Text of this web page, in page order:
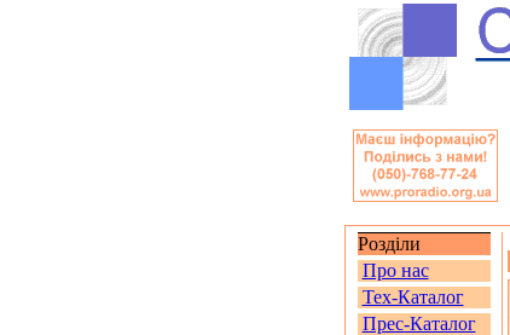
Розділи
Про нас
Тех-Каталог
Прес-Каталог